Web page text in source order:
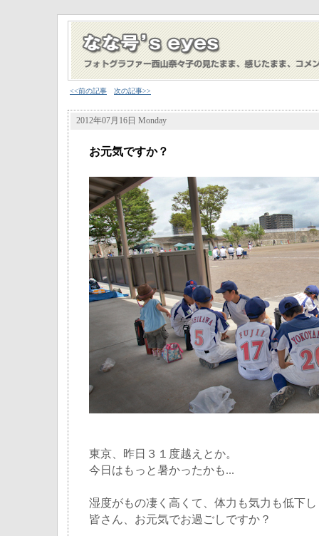
<<前の記事 次の記事>>
2012年07月16日 Monday
お元気ですか？
東京、昨日３１度越えとか。
今日はもっと暑かったかも...
湿度がもの凄く高くて、体力も気力も低下
皆さん、お元気でお過ごしですか？